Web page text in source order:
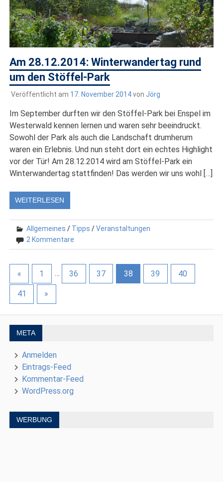
Am 28.12.2014: Winterwandertag rund
um den Stöffel-Park
Veröffentlicht am 17. November 2014von Jörg
Im September durften wir den Stöffel-Park bei Enspel im
Westerwald kennen lernen und waren sehr beeindruckt.
Sowohl der Park als auch die Landschaft drumherum
waren ein Erlebnis. Und nun steht dort ein echtes Highlight
vor der Tür! Am 28.12.2014 wird am Stöffel-Park ein
Winterwandertag stattfinden! Das werden wir uns wohl […]
WEITERLESEN
Allgemeines / Tipps /Veranstaltungen
2 Kommentare
« 1 … 36 37 38 39 40
41 »
META
Anmelden
Eintrags-Feed
Kommentar-Feed
WordPress.org
WERBUNG